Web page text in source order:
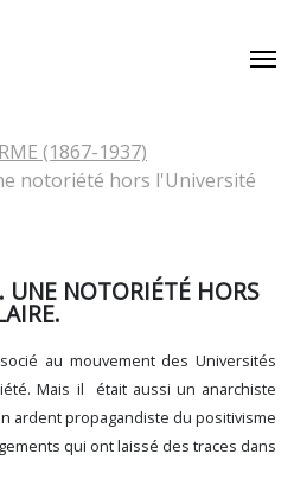
(1867-1937)
notoriété hors l'Université
UNE NOTORIÉTÉ HORS
au mouvement des Universités
Mais il était aussi un anarchiste
ardent propagandiste du positivisme
qui ont laissé des traces dans